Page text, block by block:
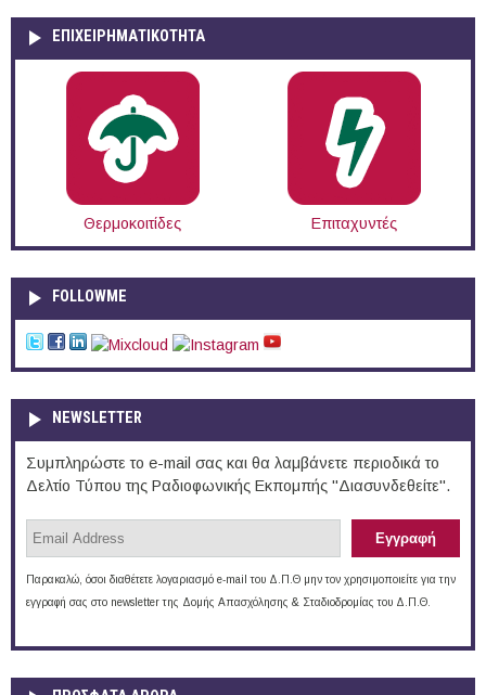
ΕΠΙΧΕΙΡΗΜΑΤΙΚΟΤΗΤΑ
Θερμοκοιτίδες Επιταχυντές
FOLLOWME
NEWSLETTER
Συμπληρώστε το e-mail σας και θα λαμβάνετε περιοδικά το
Δελτίο Τύπου της Ραδιοφωνικής Εκπομπής "Διασυνδεθείτε".
Παρακαλώ, όσοι διαθέτετε λογαριασμό e-mail του Δ.Π.Θ μην τον χρησιμοποιείτε για την
εγγραφή σας στο newsletter της Δομής Απασχόλησης & Σταδιοδρομίας του Δ.Π.Θ.